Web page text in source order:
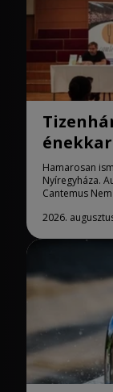
Hamarosan
Nyíregyháza.
Cantemus
2026.